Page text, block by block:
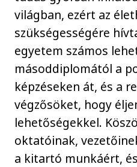
világban, ezért az
szükségességére
egyetem számos
másoddiplomától a
képzéseken át, és a
végzősöket, hogy
lehetőségekkel.
oktatóinak,
a kitartó munkáért,